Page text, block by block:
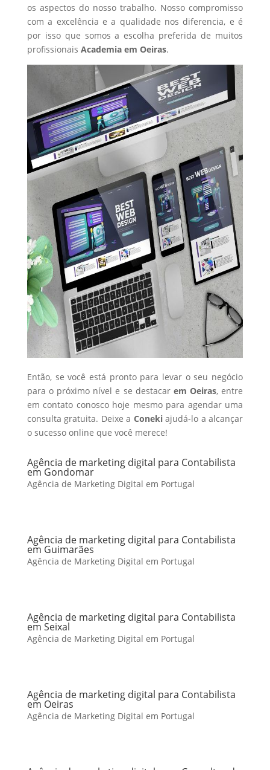
os aspectos do nosso trabalho. Nosso compromisso
com a excelência e a qualidade nos diferencia, e é
por isso que somos a escolha preferida de muitos
profissionais Academiaem Oeiras.
Então, se você está pronto para levar o seu negócio
para o próximo nível e se destacar em Oeiras, entre
em contato conosco hoje mesmo para agendar uma
consulta gratuita. Deixe a Conekiajudá-lo a alcançar
o sucesso online que você merece!
Agência de marketing digital para Contabilista
em Gondomar
Agência de Marketing Digital em Portugal
Agência de marketing digital para Contabilista
em Guimarães
Agência de Marketing Digital em Portugal
Agência de marketing digital para Contabilista
em Seixal
Agência de Marketing Digital em Portugal
Agência de marketing digital para Contabilista
em Oeiras
Agência de Marketing Digital em Portugal